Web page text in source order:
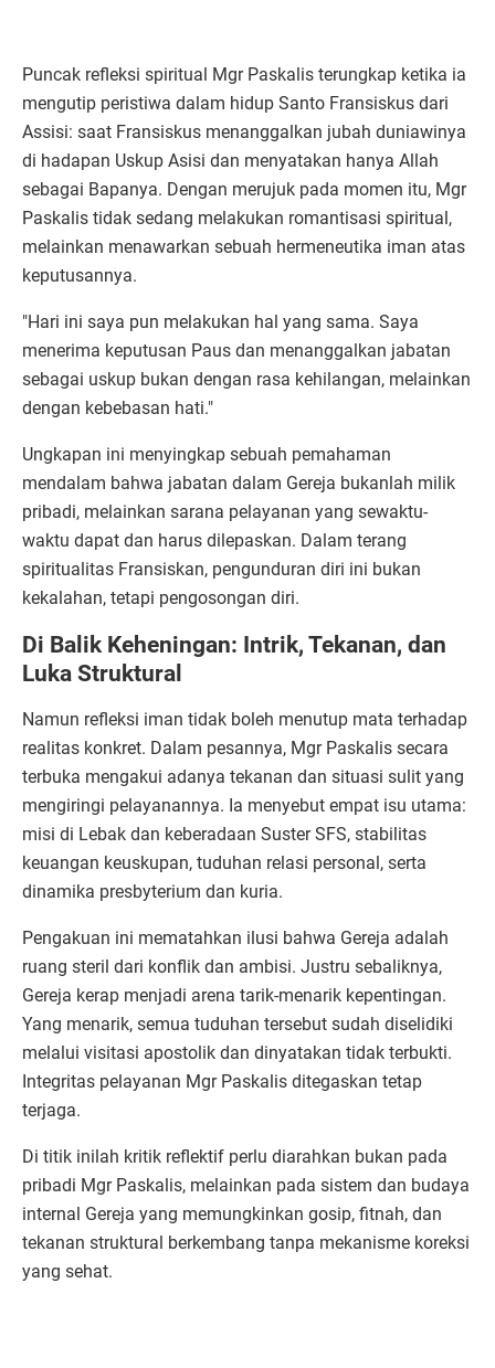
Puncak refleksi spiritual Mgr Paskalis terungkap ketika ia
mengutip peristiwa dalam hidup Santo Fransiskus dari
Assisi: saat Fransiskus menanggalkan jubah duniawinya
di hadapan Uskup Asisi dan menyatakan hanya Allah
sebagai Bapanya. Dengan merujuk pada momen itu, Mgr
Paskalis tidak sedang melakukan romantisasi spiritual,
melainkan menawarkan sebuah hermeneutika iman atas
keputusannya.
"Hari ini saya pun melakukan hal yang sama. Saya
menerima keputusan Paus dan menanggalkan jabatan
sebagai uskup bukan dengan rasa kehilangan, melainkan
dengan kebebasan hati."
Ungkapan ini menyingkap sebuah pemahaman
mendalam bahwa jabatan dalam Gereja bukanlah milik
pribadi, melainkan sarana pelayanan yang sewaktu-
waktu dapat dan harus dilepaskan. Dalam terang
spiritualitas Fransiskan, pengunduran diri ini bukan
kekalahan, tetapi pengosongan diri.
Di Balik Keheningan: Intrik, Tekanan, dan
Luka Struktural
Namun refleksi iman tidak boleh menutup mata terhadap
realitas konkret. Dalam pesannya, Mgr Paskalis secara
terbuka mengakui adanya tekanan dan situasi sulit yang
mengiringi pelayanannya. Ia menyebut empat isu utama:
misi di Lebak dan keberadaan Suster SFS, stabilitas
keuangan keuskupan, tuduhan relasi personal, serta
dinamika presbyterium dan kuria.
Pengakuan ini mematahkan ilusi bahwa Gereja adalah
ruang steril dari konflik dan ambisi. Justru sebaliknya,
Gereja kerap menjadi arena tarik-menarik kepentingan.
Yang menarik, semua tuduhan tersebut sudah diselidiki
melalui visitasi apostolik dan dinyatakan tidak terbukti.
Integritas pelayanan Mgr Paskalis ditegaskan tetap
terjaga.
Di titik inilah kritik reflektif perlu diarahkan bukan pada
pribadi Mgr Paskalis, melainkan pada sistem dan budaya
internal Gereja yang memungkinkan gosip, fitnah, dan
tekanan struktural berkembang tanpa mekanisme koreksi
yang sehat.